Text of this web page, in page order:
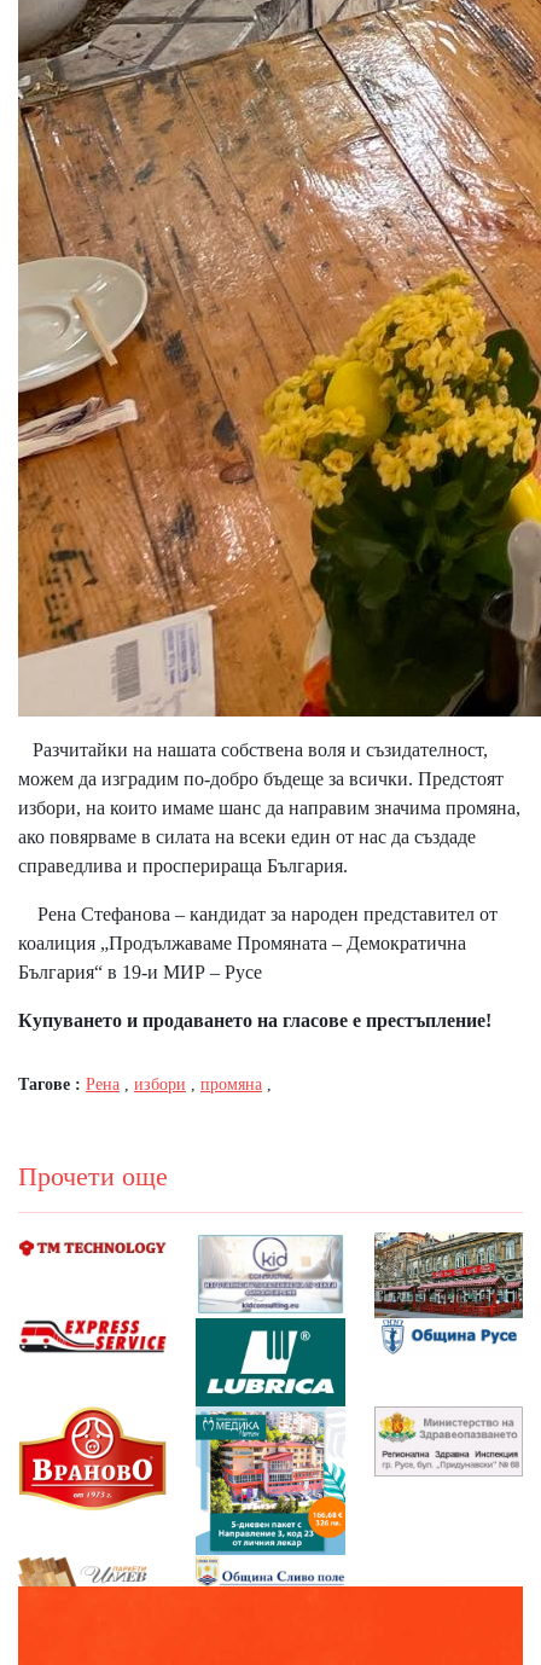
Разчитайки на нашата собствена воля и съзидателност,
можем да изградим по-добро бъдеще за всички. Предстоят
избори, на които имаме шанс да направим значима промяна,
ако повярваме в силата на всеки един от нас да създаде
справедлива и просперираща България.
Рена Стефанова – кандидат за народен представител от
коалиция „Продължаваме Промяната – Демократична
България“ в 19-и МИР – Русе
Купуването и продаването на гласове е престъпление!
Тагове : Рена избори промяна
Прочети още